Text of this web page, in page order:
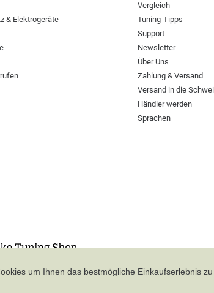
& Elektrogeräte
Vergleich
Tuning-Tipps
Support
Newsletter
Über Uns
Zahlung & Versand
Versand in die
Händler werden
Sprachen
um Ihnen das bestmögliche Einkaufserlebnis zu